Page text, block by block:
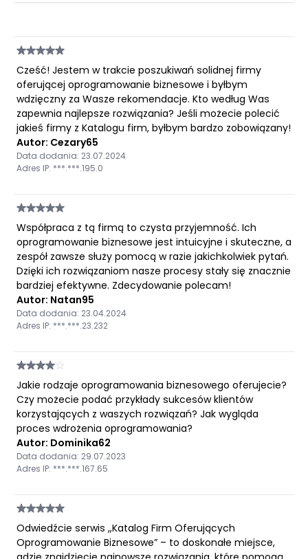
Cześć! Jestem w trakcie poszukiwań solidnej firmy
oferującej oprogramowanie biznesowe i byłbym
wdzięczny za Wasze rekomendacje. Kto według Was
zapewnia najlepsze rozwiązania? Jeśli możecie polecić
jakieś firmy z Katalogu firm, byłbym bardzo zobowiązany!
Autor: Cezary65
Data dodania: 23.07.2024
Adres IP: ***.***.195.0
Współpraca z tą firmą to czysta przyjemność. Ich
oprogramowanie biznesowe jest intuicyjne i skuteczne, a
zespół zawsze służy pomocą w razie jakichkolwiek pytań.
Dzięki ich rozwiązaniom nasze procesy stały się znacznie
bardziej efektywne. Zdecydowanie polecam!
Autor: Natan95
Data dodania: 23.04.2024
Adres IP: ***.***.23.232
Jakie rodzaje oprogramowania biznesowego oferujecie?
Czy możecie podać przykłady sukcesów klientów
korzystających z waszych rozwiązań? Jak wygląda
proces wdrożenia oprogramowania?
Autor: Dominika62
Data dodania: 29.07.2023
Adres IP: ***.***.167.65
Odwiedźcie serwis „Katalog Firm Oferujących
Oprogramowanie Biznesowe” – to doskonałe miejsce,